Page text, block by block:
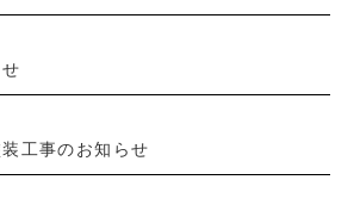
工事のお知らせ